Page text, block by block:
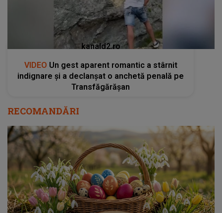
kanald2.ro
VIDEO Un gest aparent romantic a stârnit
indignare și a declanșat o anchetă penală pe
Transfăgărășan
RECOMANDĂRI